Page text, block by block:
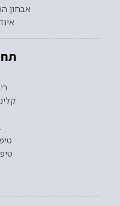
אבחון